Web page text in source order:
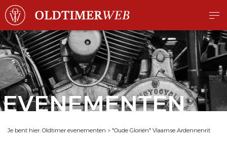
EVENEMENTEN
Je bent hier: Oldtimer evenementen > "Oude Gloriën" Vlaamse Ardennenrit